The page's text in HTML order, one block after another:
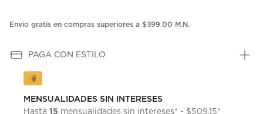
en
Envío gratis en compras superiores a $399.00 M.N.
PAGA CON ESTILO
MENSUALIDADES SIN INTERESES
Hasta 15 mensualidades sin intereses* - $509.15*